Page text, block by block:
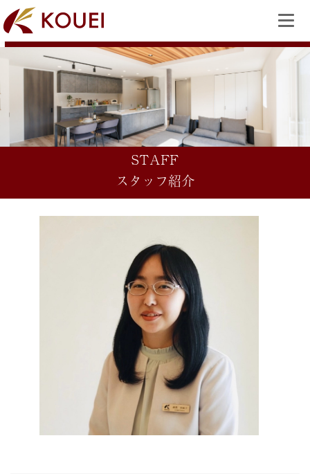
STAFF
スタッフ紹介